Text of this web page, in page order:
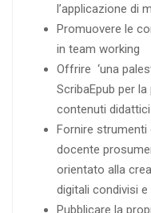
l’applicazione di
Promuovere le
in team working
Offrire ‘una
ScribaEpub per
contenuti
Fornire
docente
orientato alla
digitali condivisi e
Pubblicare la